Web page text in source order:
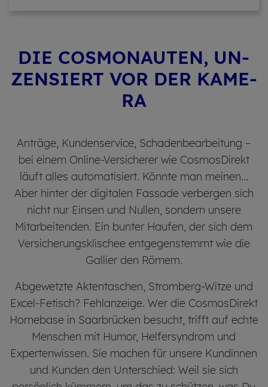
DIE COS­MO­NAU­TEN, UN­
ZEN­SIERT VOR DER KA­ME­
RA
Anträge, Kundenservice, Schaden­bearbeitung –
bei einem Online-Versicherer wie CosmosDirekt
läuft alles automatisiert. Könnte man meinen…
Aber hinter der digitalen Fassade verbergen sich
nicht nur Einsen und Nullen, sondern unsere
Mitarbeiten­den. Ein bunter Haufen, der sich dem
Versicherungs­klischee entgegen­stemmt wie die
Gallier den Römern.
Abgewetzte Aktentaschen, Stromberg-Witze und
Excel-Fetisch? Fehl­anzeige. Wer die CosmosDirekt
Home­base in Saar­brücken besucht, trifft auf echte
Menschen mit Humor, Helfer­syndrom und
Experten­wissen. Sie machen für unsere Kundinnen
und Kunden den Unter­schied: Weil sie sich